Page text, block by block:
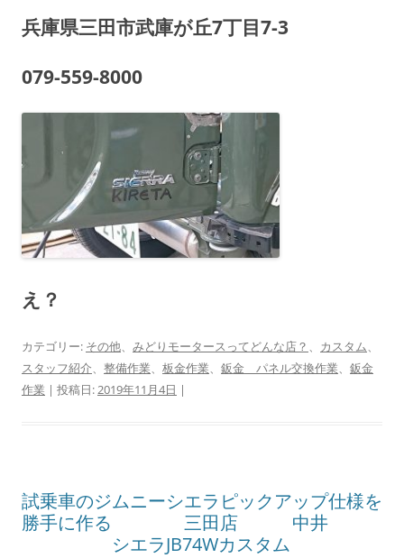
兵庫県三田市武庫が丘7丁目7-3
079-559-8000
え？
カテゴリー: その他、 みどりモータースってどんな店？ 、 カスタム、
スタッフ紹介、 整備作業、 板金作業、 鈑金 パネル交換作業、 鈑金
作業 | 投稿日:2019年11月4日 |
試乗車のジムニーシエラピックアップ仕様を
勝手に作る 三田店 中井
シエラJB74Wカスタム